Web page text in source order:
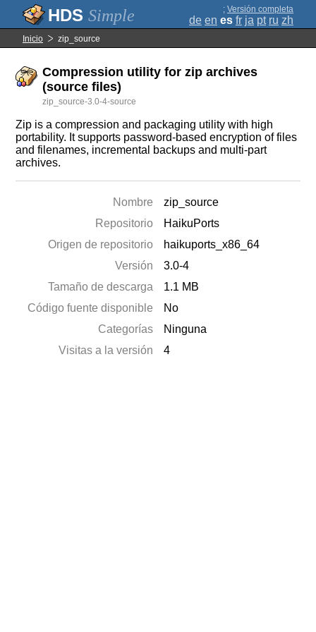
Simple ; Versión completa
de en es fr ja pt ru zh
Inicio zip_source
Compression utility for zip archives
(source files)
zip_source-3.0-4-source
Zip is a compression and packaging utility with high
portability. It supports password-based encryption of files
and filenames, incremental backups and multi-part
archives.
Nombre
zip_source
Repositorio
HaikuPorts
Origen de repositorio
haikuports_x86_64
Versión
3.0-4
Tamaño de descarga
1.1 MB
Código fuente disponible
No
Categorías
Ninguna
Visitas a la versión
4